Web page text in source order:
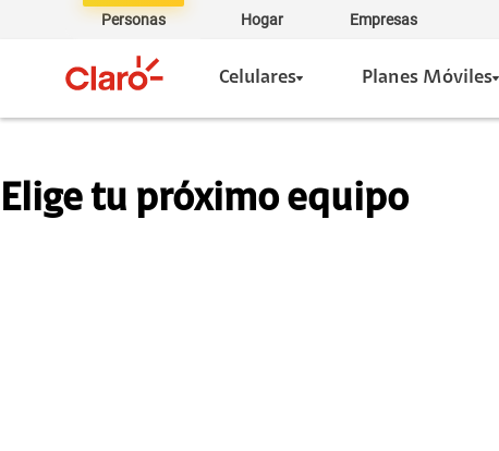
Personas Hogar Empresas
Celulares Planes Móviles
Elige tu próximo equipo